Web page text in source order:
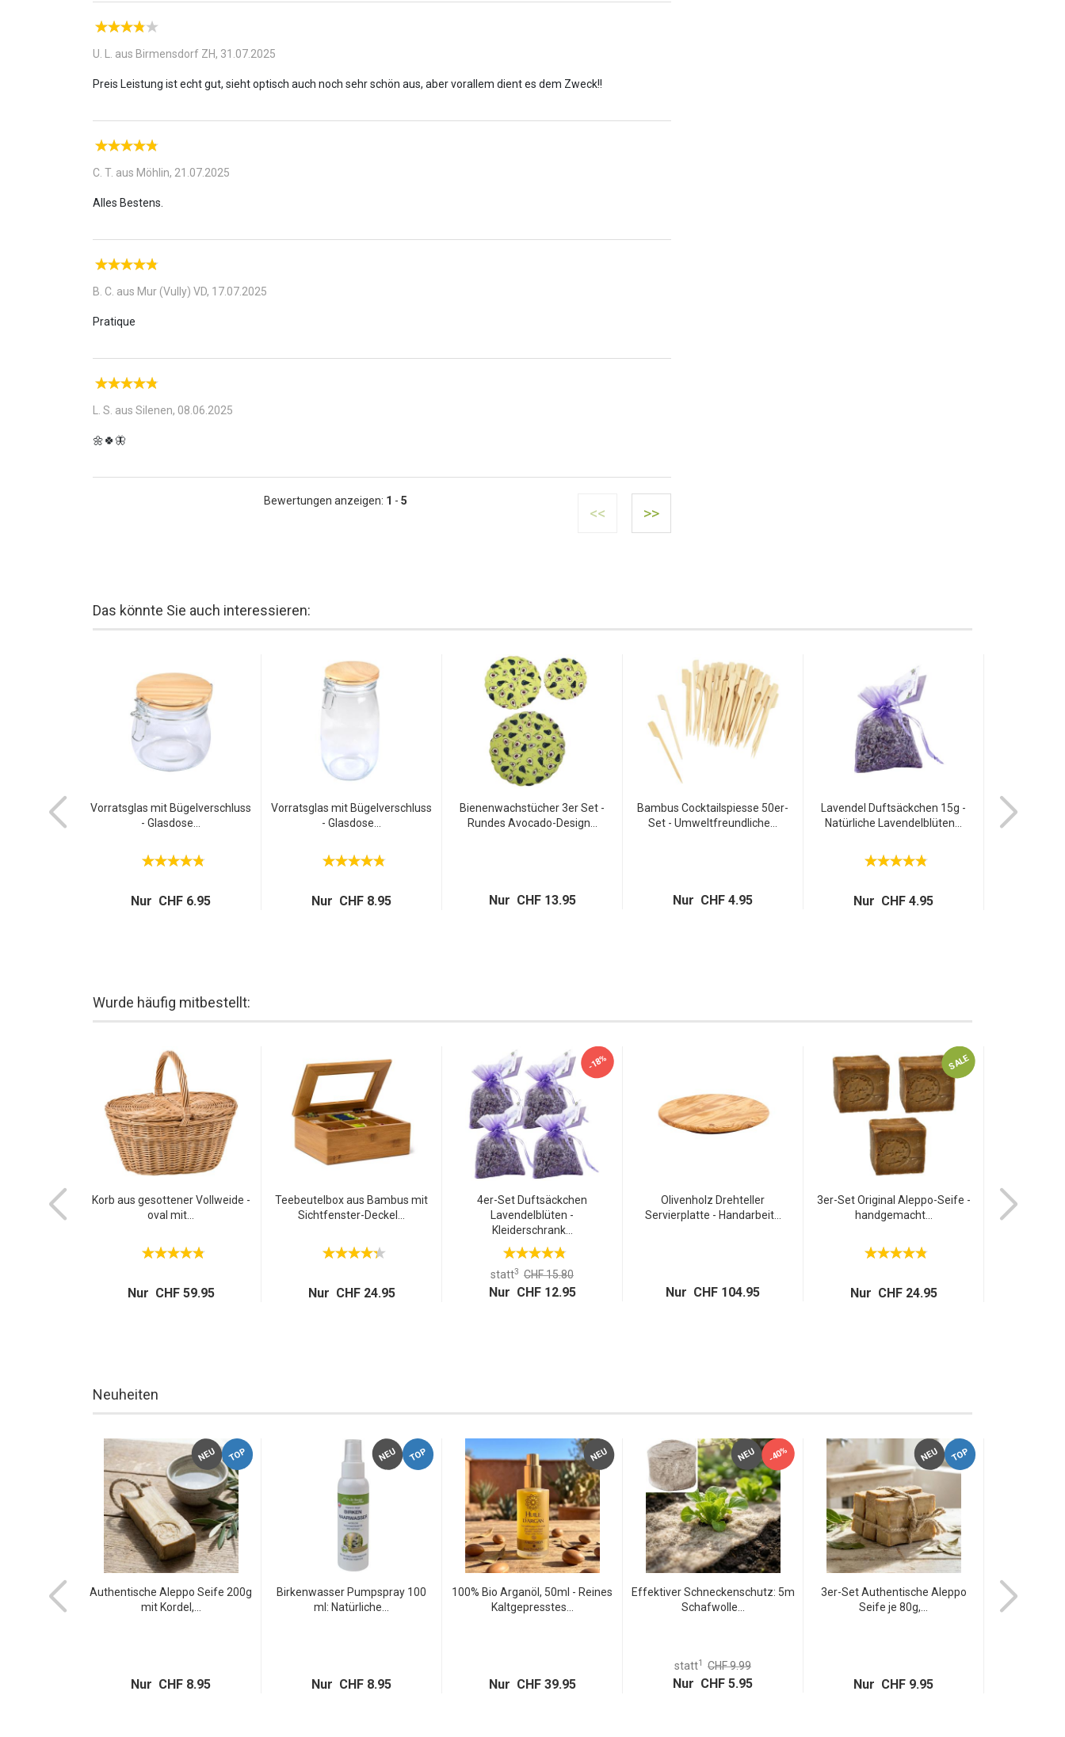
U. L. aus Birmensdorf ZH, 31.07.2025
C. T. aus Möhlin, 21.07.2025
B. C. aus Mur (Vully) VD, 17.07.2025
L. S. aus Silenen, 08.06.2025
Bewertungen anzeigen: 1 - 5
<< >>
Das könnte Sie auch interessieren:
Liegen-
Vorratsglas mit Bügelverschluss
- Glasdose...
Nur CHF 6.95
Vorratsglas mit Bügelverschluss
- Glasdose...
Nur CHF 8.95
Bienenwachstücher 3er Set -
Rundes Avocado-Design...
Nur CHF 13.95
Bambus Cocktailspiesse 50er-
Set - Umweltfreundliche...
Nur CHF 4.95
Lavendel Duftsäckchen 15g -
Natürliche Lavendelblüten...
Nur CHF 4.95
Wurde häufig mitbestellt:
-
Korb aus gesottener Vollweide -
oval mit...
Nur CHF 59.95
Teebeutelbox aus Bambus mit
Sichtfenster-Deckel...
Nur CHF 24.95
-18%
4er-Set Duftsäckchen
Lavendelblüten -
Kleiderschrank...
statt3 CHF 15.80
Nur CHF 12.95
Olivenholz Drehteller
Servierplatte - Handarbeit...
Nur CHF 104.95
SALE
3er-Set Original Aleppo-Seife -
handgemacht...
Nur CHF 24.95
Bodylotion
Neuheiten
Seife 100g
NEU TOP
Authentische Aleppo Seife 200g
mit Kordel,...
Nur CHF 8.95
NEU TOP
Birkenwasser Pumpspray 100
ml: Natürliche...
Nur CHF 8.95
NEU
100% Bio Arganöl, 50ml - Reines
Kaltgepresstes...
Nur CHF 39.95
NEU -40%
Effektiver Schneckenschutz: 5m
Schafwolle...
statt1 CHF 9.99
Nur CHF 5.95
NEU TOP
3er-Set Authentische Aleppo
Seife je 80g,...
Nur CHF 9.95
3er-Set